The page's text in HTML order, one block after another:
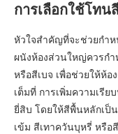
การเลือกใช้โท
หัวใจสำคัญที่จะช่วยกำ
ผนังห้องส่วนใหญ่ควรก
หรือสีเบจ เพื่อช่วยให้ห้
เต็มที่ การเพิ่มความเรี
ยี่สิบ โดยให้สีพื้นหลักเป็
เข้ม สีเทาควันบุหรี่ หรือ